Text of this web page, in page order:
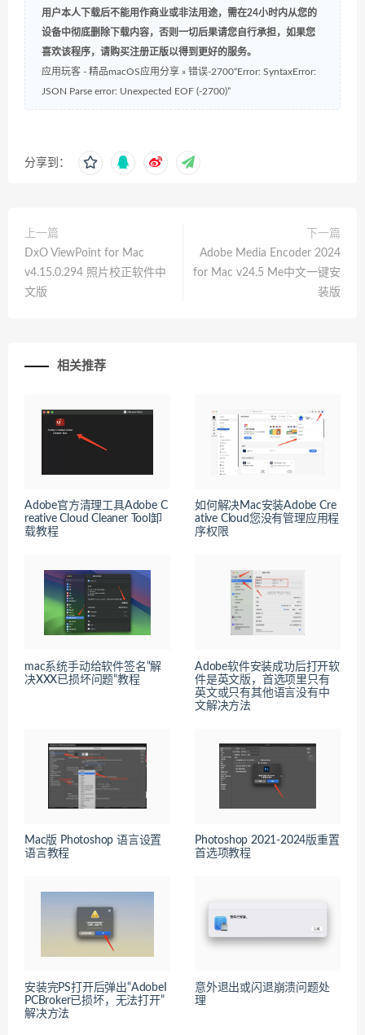
用户本人下载后不能用作商业或非法用途，需在24小时内从您的
设备中彻底删除下载内容，否则一切后果请您自行承担，如果您
喜欢该程序，请购买注册正版以得到更好的服务。
应用玩客 - 精品macOS应用分享 » 错误-2700“Error: SyntaxError:
JSON Parse error: Unexpected EOF (-2700)”
分享到：
上一篇
DxO ViewPoint for Mac
v4.15.0.294 照片校正软件中
文版
下一篇
Adobe Media Encoder 2024
for Mac v24.5 Me中文一键安
装版
相关推荐
Adobe官方清理工具Adobe C
reative Cloud Cleaner Tool卸
载教程
如何解决Mac安装Adobe Cre
ative Cloud您没有管理应用程
序权限
mac系统手动给软件签名“解
决XXX已损坏问题“教程
Adobe软件安装成功后打开软
件是英文版，首选项里只有
英文或只有其他语言没有中
文解决方法
Mac版 Photoshop 语言设置
语言教程
Photoshop 2021-2024版重置
首选项教程
安装完PS打开后弹出“AdobeI
PCBroker已损坏，无法打开”
解决方法
意外退出或闪退崩溃问题处
理